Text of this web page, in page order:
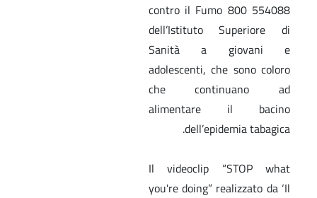
contro il Fumo 800 554088
dell’Istituto Superiore di
Sanità a giovani e
adolescenti, che sono coloro
che continuano ad
alimentare il bacino
dell’epidemia tabagica.
Il videoclip “STOP what
you're doing” realizzato da ‘Il